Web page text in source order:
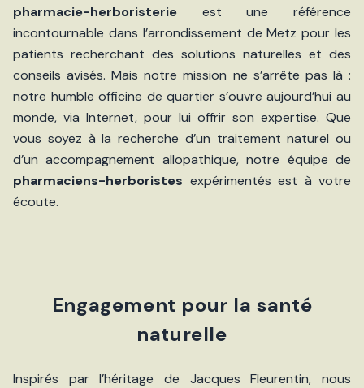
pharmacie-herboristerie est une référence
incontournable dans l’arrondissement de Metz pour les
patients recherchant des solutions naturelles et des
conseils avisés. Mais notre mission ne s’arrête pas là :
notre humble officine de quartier s’ouvre aujourd’hui au
monde, via Internet, pour lui offrir son expertise. Que
vous soyez à la recherche d’un traitement naturel ou
d’un accompagnement allopathique, notre équipe de
pharmaciens-herboristes expérimentés est à votre
écoute.
Engagement pour la santé
naturelle
Inspirés par l’héritage de Jacques Fleurentin, nous